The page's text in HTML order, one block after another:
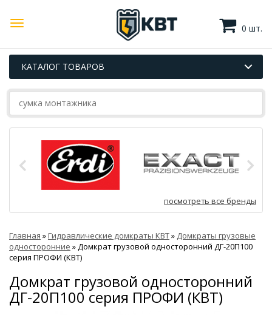
0 шт.
КАТАЛОГ ТОВАРОВ
посмотреть все бренды
Главная »Гидравлические домкраты КВТ» Домкраты грузовые
односторонние » Домкрат грузовой односторонний ДГ-20П100
серия ПРОФИ (КВТ)
Домкрат грузовой односторонний
ДГ-20П100 серия ПРОФИ (КВТ)